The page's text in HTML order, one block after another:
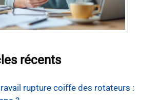
récents
rupture coiffe des rotateurs :